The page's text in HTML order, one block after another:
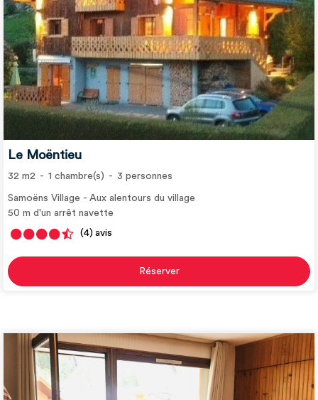
Le Moëntieu
Samoëns Village
Aux alentours du village
50 m d'un arrêt navette
32 m2 1 chambre(s) 3 personnes
avis
(4)
Réserver